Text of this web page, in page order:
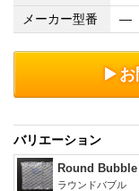
メーカー型番
―
お
バリエーション
Round Bubble
ラウンドバブル